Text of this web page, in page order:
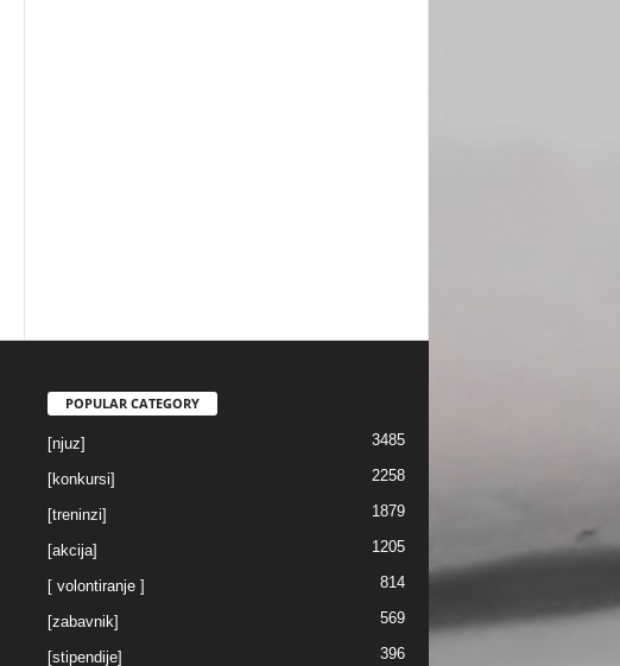
POPULAR CATEGORY
[njuz] 3485
[konkursi] 2258
[treninzi] 1879
[akcija] 1205
[ volontiranje ] 814
[zabavnik] 569
[stipendije] 396